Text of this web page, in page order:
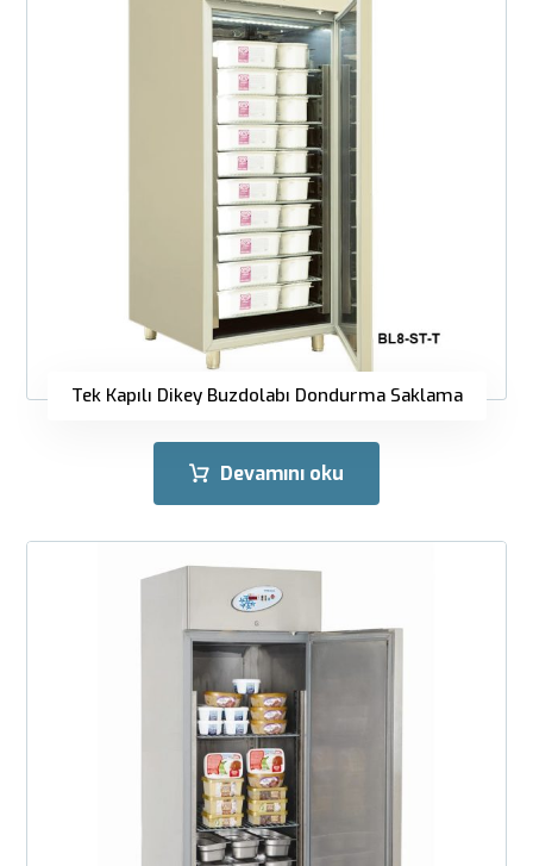
Tek Kapılı Dikey Buzdolabı Dondurma Saklama
Devamını oku